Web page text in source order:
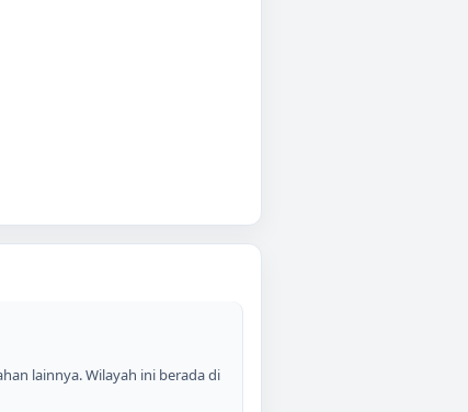
lainnya. Wilayah ini berada di